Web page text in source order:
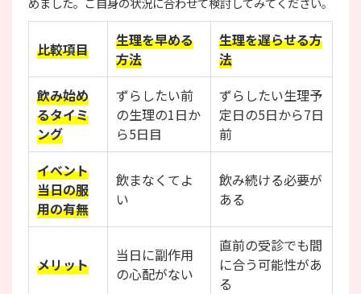
比較項目
生理を早める
方法
生理を遅らせる方
法
飲み始め
るタイミ
ング
ずらしたい前
の生理の1日か
ら5日目
ずらしたい生理予
定日の5日から7日
前
イベント
当日の服
用の有無
飲まなくてよ
い
飲み続ける必要が
ある
メリット
当日に副作用
の心配がない
直前の受診でも間
に合う可能性があ
る